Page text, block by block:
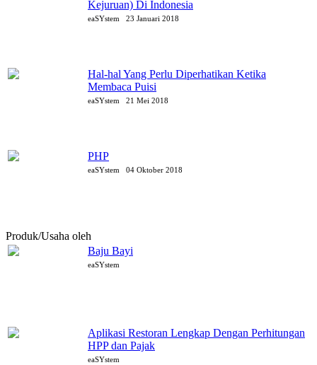
Kejuruan) Di Indonesia
eaSYstem 23 Januari 2018
Hal-hal Yang Perlu Diperhatikan Ketika
Membaca Puisi
eaSYstem 21 Mei 2018
PHP
eaSYstem 04 Oktober 2018
Produk/Usaha oleh
Baju Bayi
eaSYstem
Aplikasi Restoran Lengkap Dengan Perhitungan
HPP dan Pajak
eaSYstem